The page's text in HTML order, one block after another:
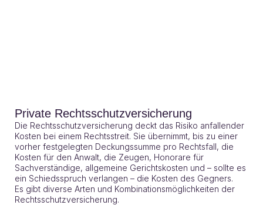
Private Rechtsschutzversicherung
Die Rechtsschutzversicherung deckt das Risiko anfallender
Kosten bei einem Rechtsstreit. Sie übernimmt, bis zu einer
vorher festgelegten Deckungssumme pro Rechtsfall, die
Kosten für den Anwalt, die Zeugen, Honorare für
Sachverständige, allgemeine Gerichtskosten und – sollte es
ein Schiedsspruch verlangen – die Kosten des Gegners.
Es gibt diverse Arten und Kombinationsmöglichkeiten der
Rechtsschutzversicherung.